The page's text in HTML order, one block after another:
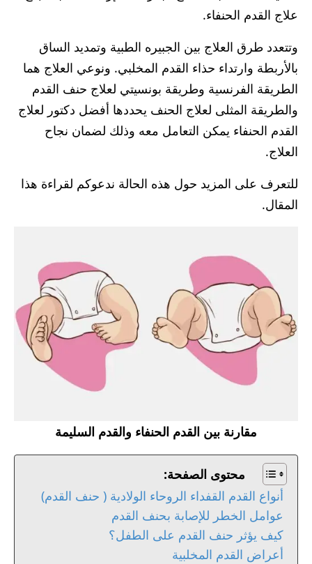
علاج القدم الحنفاء.
وتتعدد طرق العلاج بين الجبيره الطبية وتمديد الساق
بالأربطة وارتداء حذاء القدم المخلبي. ونوعي العلاج هما
الطريقة الفرنسية وطريقة بونسيتي لعلاج حنف القدم
والطريقة المثلى لعلاج الحنف يحددها أفضل دكتور لعلاج
القدم الحنفاء يمكن التعامل معه وذلك لضمان نجاح
العلاج.
للتعرف على المزيد حول هذه الحالة ندعوكم لقراءة هذا
المقال.
مقارنة بين القدم الحنفاء والقدم السليمة
محتوى الصفحة:
أنواع القدم القفداء الروحاء الولادية ( حنف القدم)
عوامل الخطر للإصابة بحنف القدم
كيف يؤثر حنف القدم على الطفل؟
أعراض القدم المخلبية